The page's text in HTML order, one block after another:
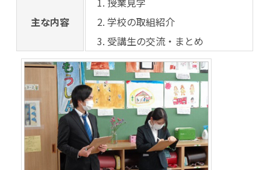
主な内容
学校の取組紹介
受講生の交流・まとめ